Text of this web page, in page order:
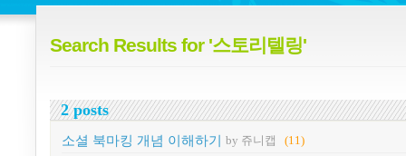
Search Results for '스토리텔링'
2 posts
소셜 북마킹 개념 이해하기 by 쥬니캡 (11)